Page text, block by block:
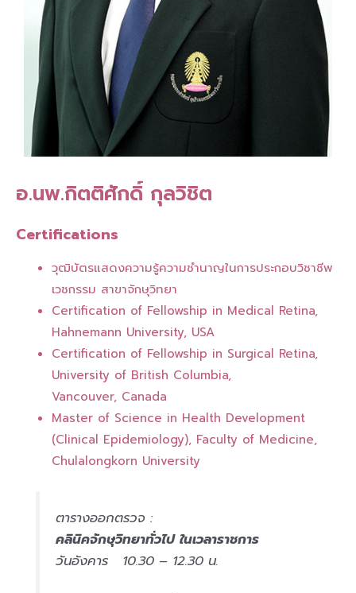
อ.นพ.กิตติศักดิ์ กุลวิชิต
Certifications
วุฒิบัตรแสดงความรู้ความชำนาญในการประกอบวิชาชีพ
เวชกรรม สาขาจักษุวิทยา
Certification of Fellowship in Medical Retina,
Hahnemann University, USA
Certification of Fellowship in Surgical Retina,
University of British Columbia,
Vancouver, Canada
Master of Science in Health Development
(Clinical Epidemiology), Faculty of Medicine,
Chulalongkorn University
ตารางออกตรวจ :
คลินิคจักษุวิทยาทั่วไป ในเวลาราชการ
วันอังคาร 10.30 – 12.30 น.